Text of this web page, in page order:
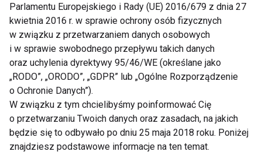
ze sobą, ułóż warstwami owoce na przemian z
tapioką. Większe owoce pokrój na małe kawałki.
OWOCE DIETA
Owoce
Parlamentu Europejskiego i Rady (UE) 2016/679 z dnia 27
kwietnia 2016 r. w sprawie ochrony osób fizycznych
w związku z przetwarzaniem danych osobowych
i w sprawie swobodnego przepływu takich danych
oraz uchylenia dyrektywy 95/46/WE (określane jako
„RODO”, „ORODO”, „GDPR” lub „Ogólne Rozporządzenie
o Ochronie Danych”).
W związku z tym chcielibyśmy poinformować Cię
o przetwarzaniu Twoich danych oraz zasadach, na jakich
będzie się to odbywało po dniu 25 maja 2018 roku. Poniżej
znajdziesz podstawowe informacje na ten temat.